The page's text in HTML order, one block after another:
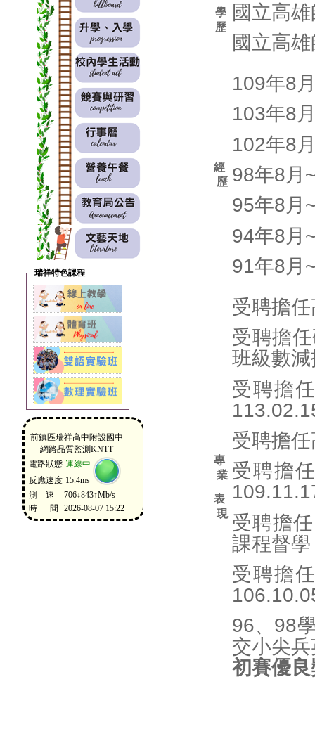
瑞祥特色課程
學
歷
國立高
國立高
經
歷
109年8
103年8
102年8
98年8月
95年8月
94年8月
91年8月
專
業
表
現
受聘擔
受聘擔
班級數
受聘擔
受聘擔
受聘擔
受聘擔
課程督學
受聘擔
96、98
交小尖
初賽優良